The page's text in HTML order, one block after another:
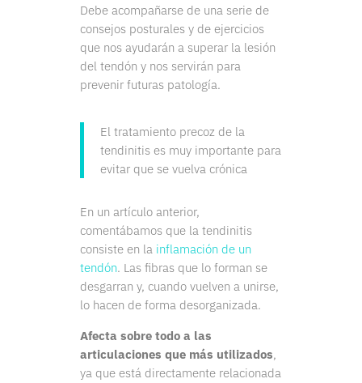
Debe acompañarse de una serie de
consejos posturales y de ejercicios
que nos ayudarán a superar la lesión
del tendón y nos servirán para
prevenir futuras patología.
El tratamiento precoz de la
tendinitis es muy importante para
evitar que se vuelva crónica
En un artículo anterior,
comentábamos que la tendinitis
consiste en la inflamación de un
tendón. Las fibras que lo forman se
desgarran y, cuando vuelven a unirse,
lo hacen de forma desorganizada.
Afecta sobre todo a las
articulaciones que más utilizados,
ya que está directamente relacionada